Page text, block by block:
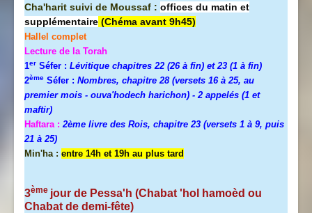
Cha'harit suivi de Moussaf : offices du matin et
supplémentaire (Chéma avant 9h45)
Hallel complet
Lecture de la Torah
1er Séfer : Lévitique chapitres 22 (26 à fin) et 23 (1 à fin)
2ème Séfer : Nombres, chapitre 28 (versets 16 à 25, au
premier mois - ouva'hodech harichon) - 2 appelés (1 et
maftir)
Haftara : 2ème livre des Rois, chapitre 23 (versets 1 à 9, puis
21 à 25)
Min'ha : entre 14h et 19h au plus tard
3ème jour de Pessa'h (Chabat 'hol hamoèd ou
Chabat de demi-fête)